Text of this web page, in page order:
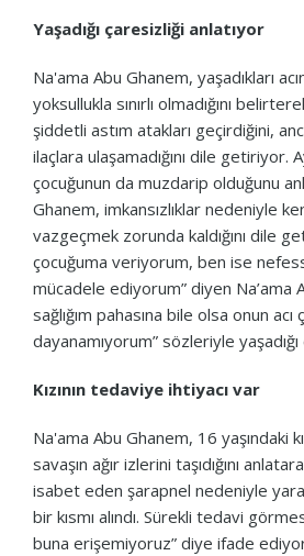
Yaşadığı çaresizliği anlatıyor
Na'ama Abu Ghanem, yaşadıkları
yoksullukla sınırlı olmadığını
şiddetli astım atakları geçirdiğini,
ilaçlara ulaşamadığını dile getiriyor.
çocuğunun da muzdarip olduğunu
Ghanem, imkansızlıklar nedeniyle
vazgeçmek zorunda kaldığını dile
çocuğuma veriyorum, ben ise
mücadele ediyorum” diyen Na’ama
sağlığım pahasına bile olsa onun
dayanamıyorum” sözleriyle
Kızının tedaviye ihtiyacı var
Na'ama Abu Ghanem, 16 yaşındaki
savaşın ağır izlerini taşıdığını
isabet eden şarapnel nedeniyle
bir kısmı alındı. Sürekli tedavi
buna erişemiyoruz” diye ifade